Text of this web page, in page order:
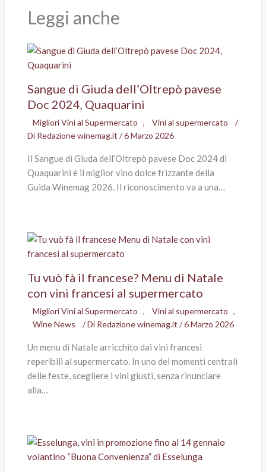
Leggi anche
Sangue di Giuda dell’Oltrepò pavese
Doc 2024, Quaquarini
Migliori Vini al Supermercato , Vini al supermercato
/
Di Redazione winemag.it /6 Marzo 2026
Il Sangue di Giuda dell’Oltrepò pavese Doc 2024 di
Quaquarini è il miglior vino dolce frizzante della
Guida Winemag 2026. Il riconoscimento va a una…
Tu vuò fà il francese? Menu di Natale
con vini francesi al supermercato
Migliori Vini al Supermercato , Vini al supermercato ,
Wine News
/ Di Redazione winemag.it /6 Marzo 2026
Un menu di Natale arricchito dai vini francesi
reperibili al supermercato. In uno dei momenti centrali
delle feste, scegliere i vini giusti, senza rinunciare
alla…